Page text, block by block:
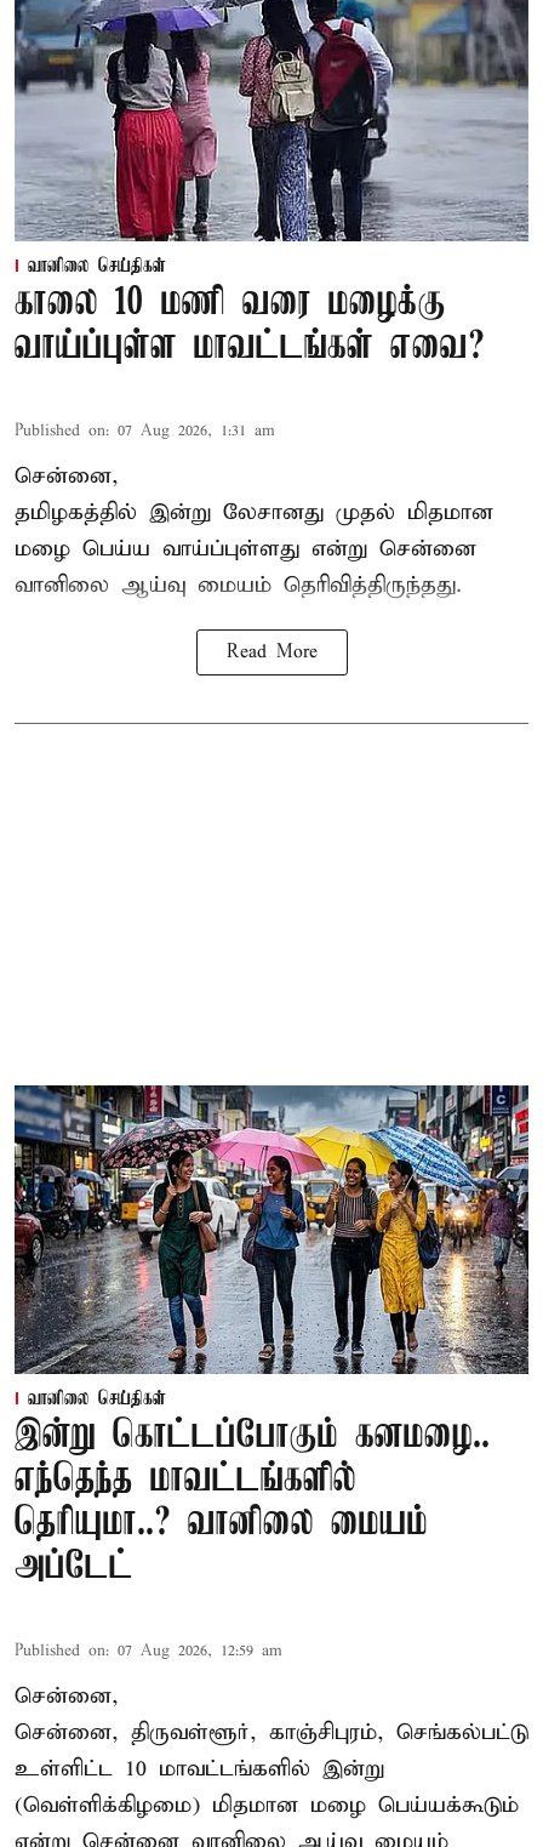
வானிலை செய்திகள்
காலை 10 மணி வரை மழைக்கு
வாய்ப்புள்ள மாவட்டங்கள் எவை?
Published on: 07 Aug 2026, 1:31 am
சென்னை,
தமிழகத்தில் இன்று லேசானது முதல் மிதமான
மழை பெய்ய வாய்ப்புள்ளது என்று சென்னை
வானிலை ஆய்வு மையம் தெரிவித்திருந்தது.
Read More
வானிலை செய்திகள்
இன்று கொட்டப்போகும் கனமழை..
எந்தெந்த மாவட்டங்களில்
தெரியுமா..? வானிலை மையம்
அப்டேட்
Published on: 07 Aug 2026, 12:59 am
சென்னை,
சென்னை, திருவள்ளூர், காஞ்சிபுரம், செங்கல்பட்டு
உள்ளிட்ட 10 மாவட்டங்களில் இன்று
(வெள்ளிக்கிழமை) மிதமான மழை பெய்யக்கூடும்